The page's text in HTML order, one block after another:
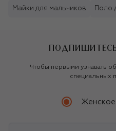
Майки для мальчиков Поло
Чтобы первыми узнавать
специальных
Женское